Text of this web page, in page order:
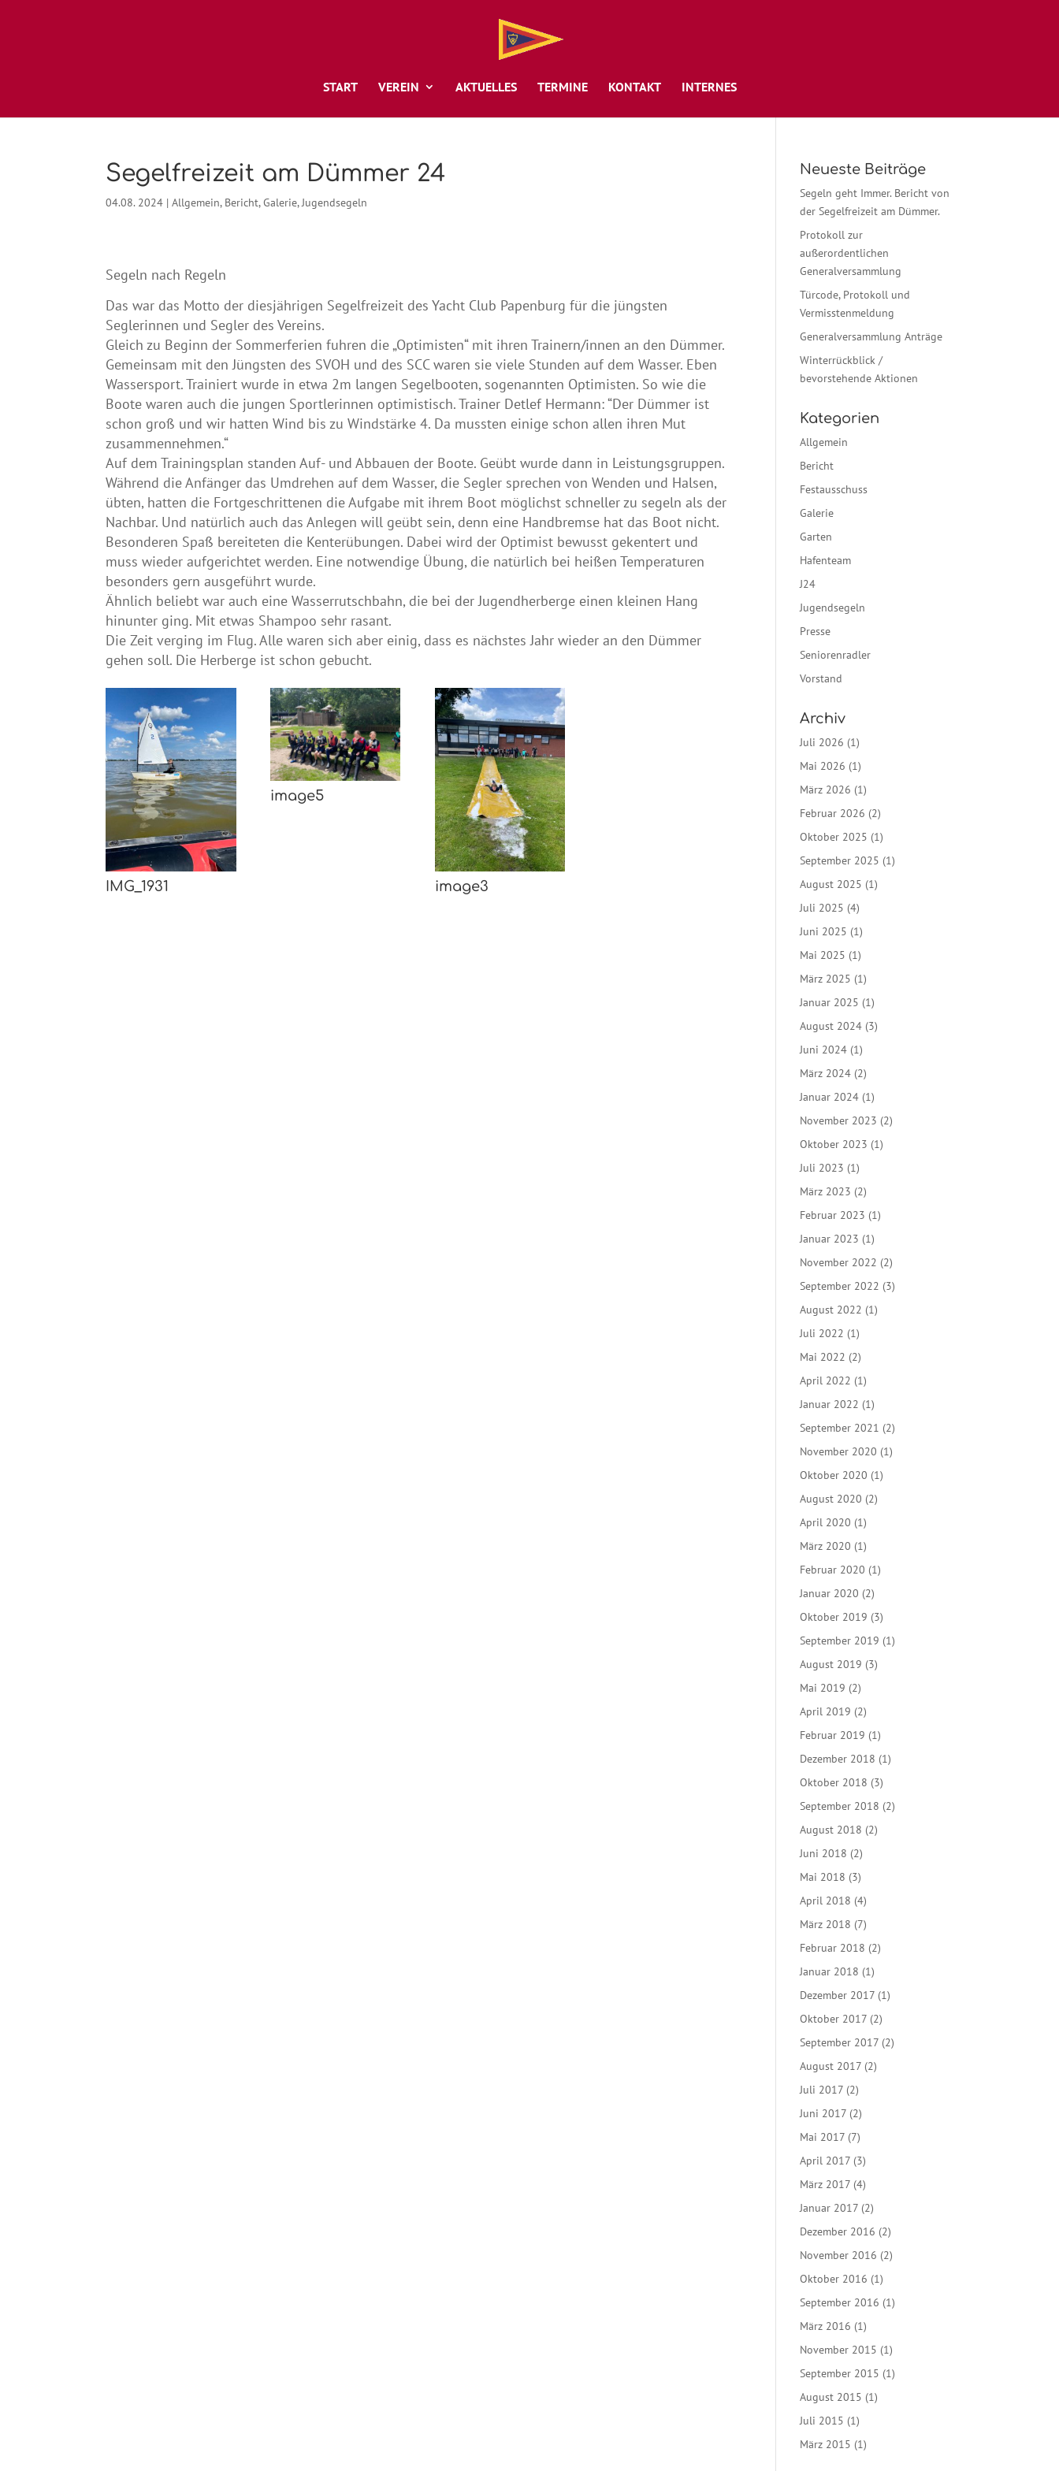
START VEREIN AKTUELLES TERMINE KONTAKT INTERNES
Segelfreizeit am Dümmer 24
04.08. 2024 |Allgemein, Bericht,Galerie,Jugendsegeln
Segeln nach Regeln
Das war das Motto der diesjährigen Segelfreizeit des Yacht Club Papenburg für die jüngsten
Seglerinnen und Segler des Vereins.
Gleich zu Beginn der Sommerferien fuhren die „Optimisten“ mit ihren Trainern/innen an den Dümmer.
Gemeinsam mit den Jüngsten des SVOH und des SCC waren sie viele Stunden auf dem Wasser. Eben
Wassersport. Trainiert wurde in etwa 2m langen Segelbooten, sogenannten Optimisten. So wie die
Boote waren auch die jungen Sportlerinnen optimistisch. Trainer Detlef Hermann: “Der Dümmer ist
schon groß und wir hatten Wind bis zu Windstärke 4. Da mussten einige schon allen ihren Mut
zusammennehmen.“
Auf dem Trainingsplan standen Auf- und Abbauen der Boote. Geübt wurde dann in Leistungsgruppen.
Während die Anfänger das Umdrehen auf dem Wasser, die Segler sprechen von Wenden und Halsen,
übten, hatten die Fortgeschrittenen die Aufgabe mit ihrem Boot möglichst schneller zu segeln als der
Nachbar. Und natürlich auch das Anlegen will geübt sein, denn eine Handbremse hat das Boot nicht.
Besonderen Spaß bereiteten die Kenterübungen. Dabei wird der Optimist bewusst gekentert und
muss wieder aufgerichtet werden. Eine notwendige Übung, die natürlich bei heißen Temperaturen
besonders gern ausgeführt wurde.
Ähnlich beliebt war auch eine Wasserrutschbahn, die bei der Jugendherberge einen kleinen Hang
hinunter ging. Mit etwas Shampoo sehr rasant.
Die Zeit verging im Flug. Alle waren sich aber einig, dass es nächstes Jahr wieder an den Dümmer
gehen soll. Die Herberge ist schon gebucht.
IMG_1931
image5
image3
Neueste Beiträge
Segeln geht Immer. Bericht von
der Segelfreizeit am Dümmer.
Protokoll zur
außerordentlichen
Generalversammlung
Türcode, Protokoll und
Vermisstenmeldung
Generalversammlung Anträge
Winterrückblick /
bevorstehende Aktionen
Kategorien
Allgemein
Bericht
Festausschuss
Galerie
Garten
Hafenteam
J24
Jugendsegeln
Presse
Seniorenradler
Vorstand
Archiv
Juli 2026 (1)
Mai 2026 (1)
März 2026 (1)
Februar 2026 (2)
Oktober 2025 (1)
September 2025 (1)
August 2025 (1)
Juli 2025 (4)
Juni 2025 (1)
Mai 2025 (1)
März 2025 (1)
Januar 2025 (1)
August 2024 (3)
Juni 2024 (1)
März 2024 (2)
Januar 2024 (1)
November 2023 (2)
Oktober 2023 (1)
Juli 2023 (1)
März 2023 (2)
Februar 2023 (1)
Januar 2023 (1)
November 2022 (2)
September 2022 (3)
August 2022 (1)
Juli 2022 (1)
Mai 2022 (2)
April 2022 (1)
Januar 2022 (1)
September 2021 (2)
November 2020 (1)
Oktober 2020 (1)
August 2020 (2)
April 2020 (1)
März 2020 (1)
Februar 2020 (1)
Januar 2020 (2)
Oktober 2019 (3)
September 2019 (1)
August 2019 (3)
Mai 2019 (2)
April 2019 (2)
Februar 2019 (1)
Dezember 2018 (1)
Oktober 2018 (3)
September 2018 (2)
August 2018 (2)
Juni 2018 (2)
Mai 2018 (3)
April 2018 (4)
März 2018 (7)
Februar 2018 (2)
Januar 2018 (1)
Dezember 2017 (1)
Oktober 2017 (2)
September 2017 (2)
August 2017 (2)
Juli 2017 (2)
Juni 2017 (2)
Mai 2017 (7)
April 2017 (3)
März 2017 (4)
Januar 2017 (2)
Dezember 2016 (2)
November 2016 (2)
Oktober 2016 (1)
September 2016 (1)
März 2016 (1)
November 2015 (1)
September 2015 (1)
August 2015 (1)
Juli 2015 (1)
März 2015 (1)